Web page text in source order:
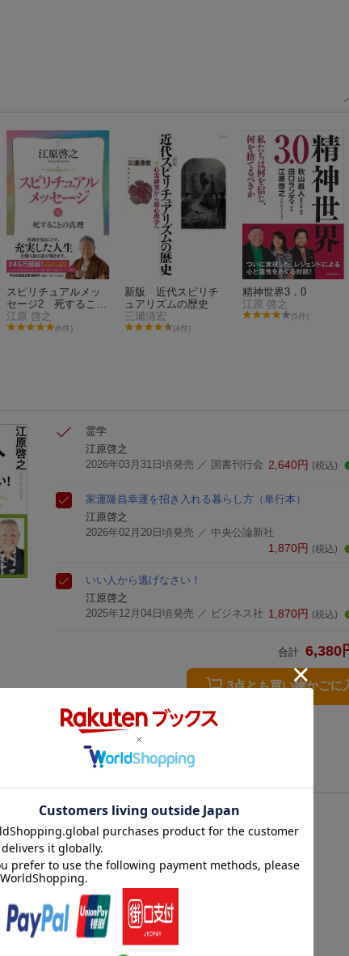
スピリチュアルメッ
セージ2 死すること
の真理
江原 啓之
(6件)
新版 近代スピリチ
ュアリズムの歴史
三浦清宏
(4件)
精神世界3．0
江原 啓之
(5件)
霊学
江原啓之
2026年03月31日頃発売 ／ 国書刊行会 2,640円 (税込)
家運隆昌幸運を招き入れる暮らし方（単行本）
江原啓之
2026年02月20日頃発売 ／ 中央公論新社
1,870円 (税込)
いい人から逃げなさい！
江原啓之
2025年12月04日頃発売 ／ ビジネス社 1,870円 (税込)
合計 6,380
3点とも買い物かごに